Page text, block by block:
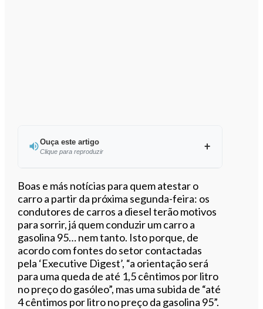
Ouça este artigo
Clique para reproduzir
0:00 /2:37
Boas e más notícias para quem atestar o
carro a partir da próxima segunda-feira: os
condutores de carros a diesel terão motivos
para sorrir, já quem conduzir um carro a
gasolina 95… nem tanto. Isto porque, de
acordo com fontes do setor contactadas
pela ‘Executive Digest’, “a orientação será
para uma queda de até 1,5 cêntimos por litro
no preço do gasóleo”, mas uma subida de “até
4 cêntimos por litro no preço da gasolina 95”.